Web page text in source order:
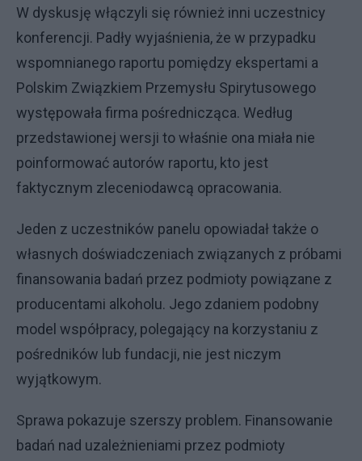
W dyskusję włączyli się również inni uczestnicy
konferencji. Padły wyjaśnienia, że w przypadku
wspomnianego raportu pomiędzy ekspertami a
Polskim Związkiem Przemysłu Spirytusowego
występowała firma pośrednicząca. Według
przedstawionej wersji to właśnie ona miała nie
poinformować autorów raportu, kto jest
faktycznym zleceniodawcą opracowania.
Jeden z uczestników panelu opowiadał także o
własnych doświadczeniach związanych z próbami
finansowania badań przez podmioty powiązane z
producentami alkoholu. Jego zdaniem podobny
model współpracy, polegający na korzystaniu z
pośredników lub fundacji, nie jest niczym
wyjątkowym.
Sprawa pokazuje szerszy problem. Finansowanie
badań nad uzależnieniami przez podmioty